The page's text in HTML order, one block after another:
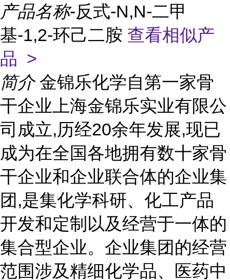
产品名称-反式-N,N-二甲
基-1,2-环己二胺 查看相似产
品 >
简介 金锦乐化学自第一家骨
干企业上海金锦乐实业有限公
司成立,历经20余年发展,现已
成为在全国各地拥有数十家骨
干企业和企业联合体的企业集
团,是集化学科研、化工产品
开发和定制以及经营于一体的
集合型企业。企业集团的经营
范围涉及精细化学品、医药中